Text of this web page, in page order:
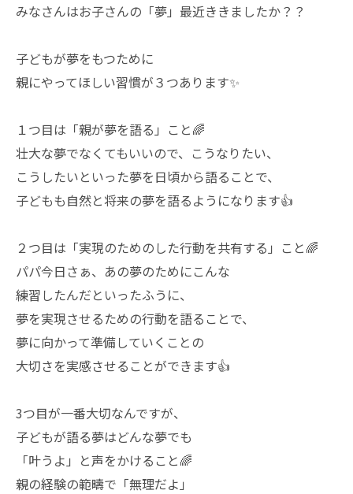
みなさんはお子さんの「夢」最近ききましたか？？
子どもが夢をもつために
親にやってほしい習慣が３つあります✨
１つ目は「親が夢を語る」こと🌈
壮大な夢でなくてもいいので、こうなりたい、
こうしたいといった夢を日頃から語ることで、
子どもも自然と将来の夢を語るようになります👍
２つ目は「実現のためのした行動を共有する」こと🌈
パパ今日さぁ、あの夢のためにこんな
練習したんだといったふうに、
夢を実現させるための行動を語ることで、
夢に向かって準備していくことの
大切さを実感させることができます👍
3つ目が一番大切なんですが、
子どもが語る夢はどんな夢でも
「叶うよ」と声をかけること🌈
親の経験の範疇で「無理だよ」